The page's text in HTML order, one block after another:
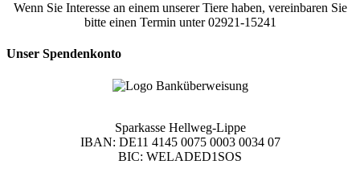
Wenn Sie Interesse an einem unserer Tiere haben, vereinbaren Sie
bitte einen Termin unter 02921-15241
Unser Spendenkonto
Sparkasse Hellweg-Lippe
IBAN: DE11 4145 0075 0003 0034 07
BIC: WELADED1SOS